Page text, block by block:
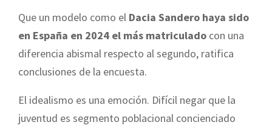
Que un modelo como el Dacia Sandero haya sido
en España en 2024 el más matriculado con una
diferencia abismal respecto al segundo, ratifica
conclusiones de la encuesta.
El idealismo es una emoción. Difícil negar que la
juventud es segmento poblacional concienciado